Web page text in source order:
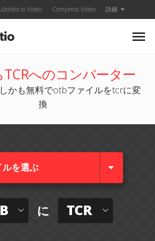
to Video Compress Video 詳細
TCRへのコンバーター
かも無料でotbファイルをtcrに変
換
ルを選ぶ
に TCR